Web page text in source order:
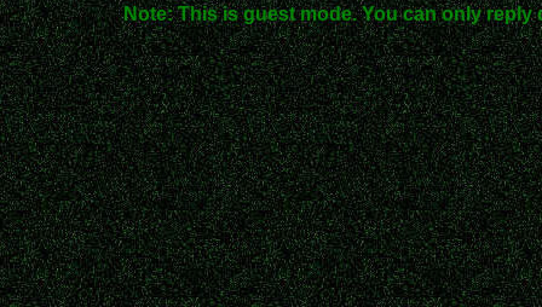
Note: This is guest mode. You can only